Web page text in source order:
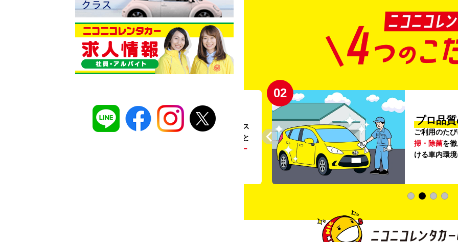
コスパ最強！ 12時間 2,525円〜
安さのヒミツは、ムダのない仕組み。ガソリンス
タンドや整備工場の既存インフラを活用すること
リー
02
プロ品
ご利用のた
掃・除菌を
ける車内環